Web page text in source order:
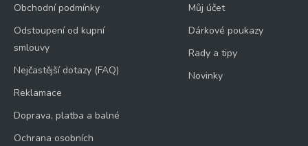
Obchodní podmínky
Odstoupení od kupní
smlouvy
Nejčastější dotazy (FAQ)
Reklamace
Doprava, platba a balné
Ochrana osobních
Můj účet
Dárkové poukazy
Rady a tipy
Novinky